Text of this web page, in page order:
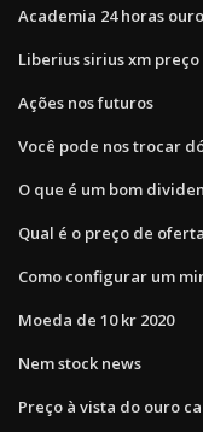
Academia 24 horas
Liberius sirius xm
Ações nos futuros
Você pode nos trocar
O que é um bom
Qual é o preço de
Como configurar um
Moeda de 10 kr 2020
Nem stock news
Preço à vista do ouro